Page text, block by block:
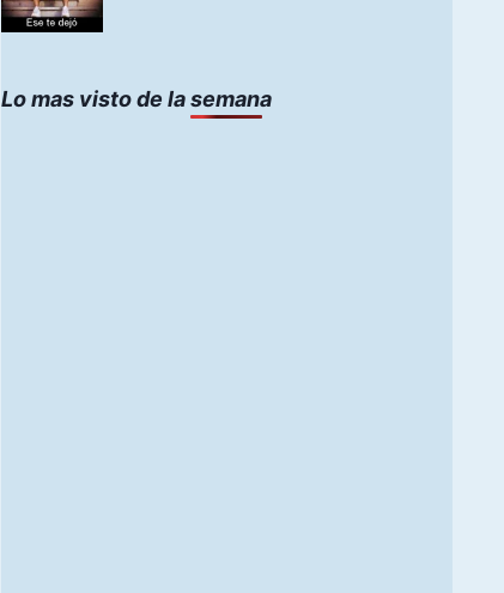
Lo mas visto de la semana